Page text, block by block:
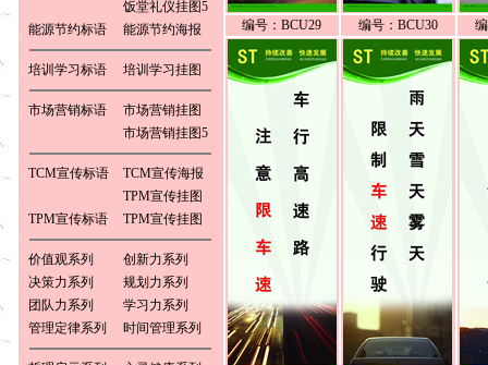
饭堂礼仪挂图5
能源节约标语
能源节约海报
培训学习标语 培训学习挂图
市场营销标语
市场营销挂图
市场营销挂图5
TCM宣传标语
TCM宣传海报
TPM宣传挂图
TPM宣传标语
TPM宣传挂图
价值观系列
创新力系列
决策力系列
规划力系列
团队力系列
学习力系列
管理定律系列
时间管理系列
编号：BCU29 编号：BCU30